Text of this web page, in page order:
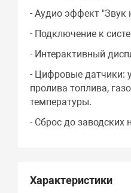
- Аудио эффект "Звук
- Подключение к
- Интерактивный
- Цифровые датчики:
пролива топлива,
температуры.
- Сброс до заводских
Характеристики